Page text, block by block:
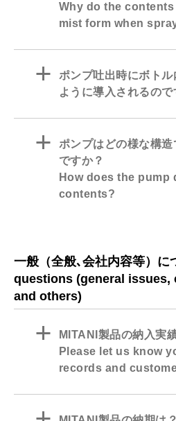
Why do the
mist form when
a
ポンプ吐出時にボト
ように導入されるので
a
ポンプはどの様な構
ですか？
How does the pump
contents?
一般（全般､会社内容等）に
questions (general issues,
and others)
a
MITANI製品の納入実
Please let us know
records and